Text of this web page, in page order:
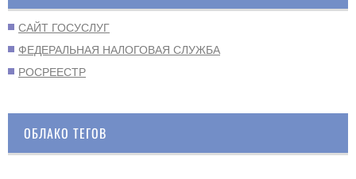
САЙТ ГОСУСЛУГ
ФЕДЕРАЛЬНАЯ НАЛОГОВАЯ СЛУЖБА
РОСРЕЕСТР
ОБЛАКО ТЕГОВ